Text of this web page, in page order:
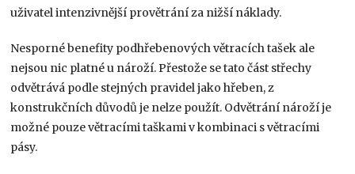
uživatel intenzivnější provětrání za nižší náklady.
Nesporné benefity podhřebenových větracích tašek ale
nejsou nic platné u nároží. Přestože se tato část střechy
odvětrává podle stejných pravidel jako hřeben, z
konstrukčních důvodů je nelze použít. Odvětrání nároží je
možné pouze větracími taškami v kombinaci s větracími
pásy.